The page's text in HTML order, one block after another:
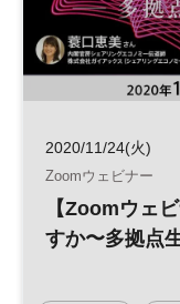
2020/11/24(火)
Zoomウェビナー
【Zoomウェ
すか〜多拠点